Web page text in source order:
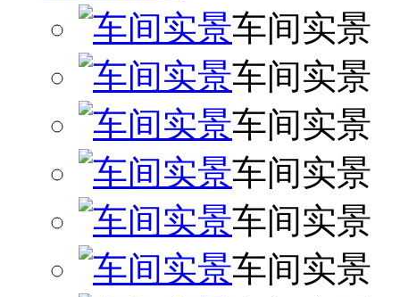
车间实景
车间实景
车间实景
车间实景
车间实景
车间实景